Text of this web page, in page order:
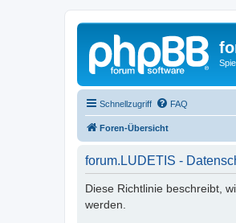
Schnellzugriff FAQ
Foren-Übersicht
forum.LUDETIS -
Diese Richtlinie beschreibt,
werden.